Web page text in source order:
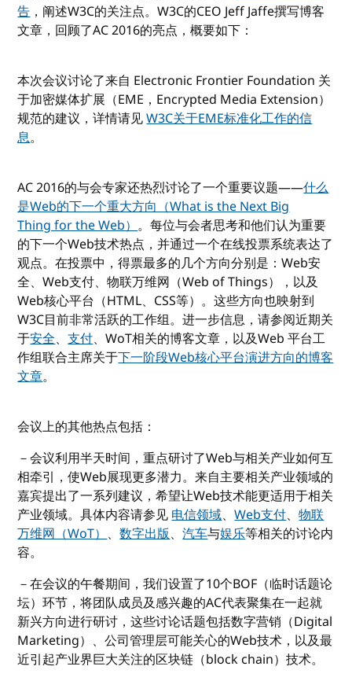
告，阐述W3C的关注点。W3C的CEO Jeff Jaffe撰写博客
文章，回顾了AC 2016的亮点，概要如下：
本次会议讨论了来自 Electronic Frontier Foundation 关
于加密媒体扩展（EME，Encrypted Media Extension）
规范的建议，详情请见W3C关于EME标准化工作的信
息。
AC 2016的与会专家还热烈讨论了一个重要议题——什么
是Web的下一个重大方向（What is the Next Big
Thing for the Web）。每位与会者思考和他们认为重要
的下一个Web技术热点，并通过一个在线投票系统表达了
观点。在投票中，得票最多的几个方向分别是：Web安
全、Web支付、物联万维网（Web of Things），以及
Web核心平台（HTML、CSS等）。这些方向也映射到
W3C目前非常活跃的工作组。进一步信息，请参阅近期关
于安全、支付、WoT相关的博客文章，以及Web 平台工
作组联合主席关于下一阶段Web核心平台演进方向的博客
文章。
会议上的其他热点包括：
－会议利用半天时间，重点研讨了Web与相关产业如何互
相牵引，使Web展现更多潜力。来自主要相关产业领域的
嘉宾提出了一系列建议，希望让Web技术能更适用于相关
产业领域。具体内容请参见电信领域、Web支付、物联
万维网（WoT）、数字出版、汽车与娱乐等相关的讨论内
容。
－在会议的午餐期间，我们设置了10个BOF（临时话题论
坛）环节，将团队成员及感兴趣的AC代表聚集在一起就
新兴方向进行研讨，这些讨论话题包括数字营销（Digital
Marketing）、公司管理层可能关心的Web技术，以及最
近引起产业界巨大关注的区块链（block chain）技术。